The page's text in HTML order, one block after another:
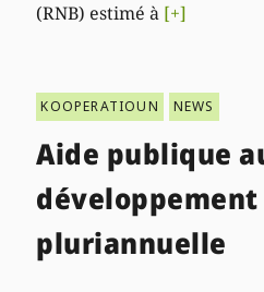
(RNB) estimé à [+]
KOOPERATIOUN NEWS
Aide publique
pluriannuelle